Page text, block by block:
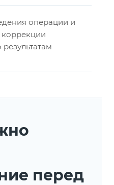
операции и
перед